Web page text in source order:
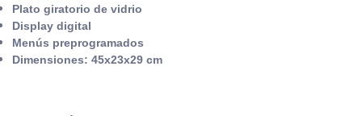
Plato giratorio de vidrio
Display digital
Menús preprogramados
Dimensiones: 45x23x29 cm